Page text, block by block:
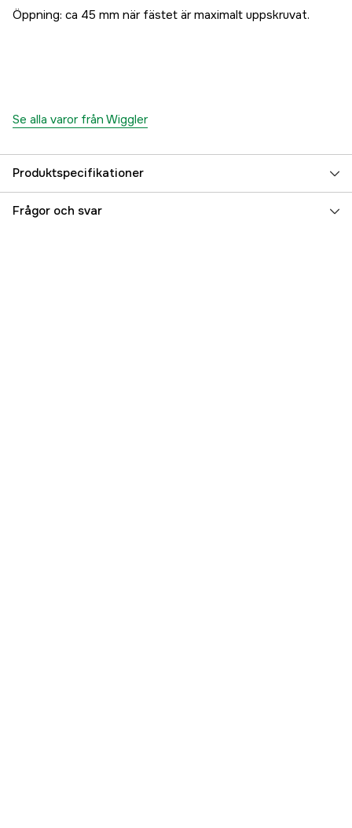
Öppning: ca 45 mm när fästet är maximalt uppskruvat.
Se alla varor från Wiggler
Produktspecifikationer
Referensnummer 5000001441
Frågor och svar